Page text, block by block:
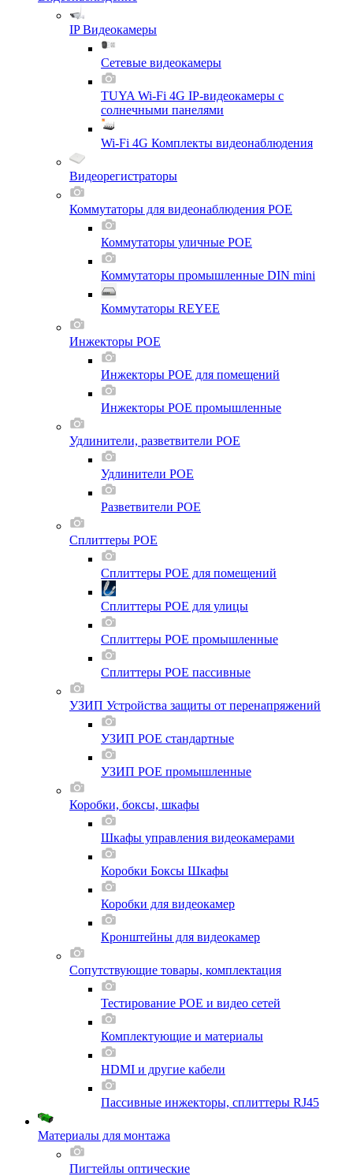
IP Видеокамеры
Сетевые видеокамеры
TUYA Wi-Fi 4G IP-видеокамеры с
солнечными панелями
Wi-Fi 4G Комплекты видеонаблюдения
Видеорегистраторы
Коммутаторы для видеонаблюдения POE
Коммутаторы уличные POE
Коммутаторы промышленные DIN mini
Коммутаторы REYEE
Инжекторы POE
Инжекторы POE для помещений
Инжекторы POE промышленные
Удлинители, разветвители POE
Удлинители POE
Разветвители POE
Сплиттеры POE
Сплиттеры POE для помещений
Сплиттеры POE для улицы
Сплиттеры POE промышленные
Сплиттеры POE пассивные
УЗИП Устройства защиты от перенапряжений
УЗИП POE стандартные
УЗИП POE промышленные
Коробки, боксы, шкафы
Шкафы управления видеокамерами
Коробки Боксы Шкафы
Коробки для видеокамер
Кронштейны для видеокамер
Сопутствующие товары, комплектация
Тестирование POE и видео сетей
Комплектующие и материалы
HDMI и другие кабели
Пассивные инжекторы, сплиттеры RJ45
Материалы для монтажа
Пигтейлы оптические